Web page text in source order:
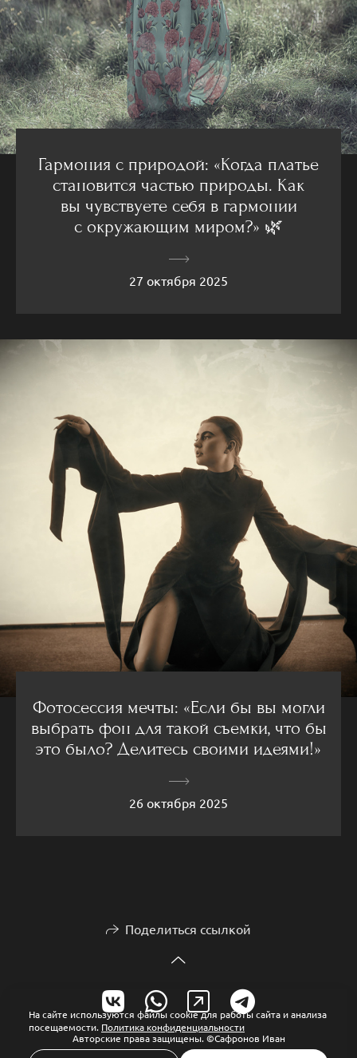
Гармония с природой: «Когда платье
становится частью природы. Как
вы чувствуете себя в гармонии
с окружающим миром?» 🌿
27 октября 2025
Фотосессия мечты: «Если бы вы могли
выбрать фон для такой съемки, что бы
это было? Делитесь своими идеями!»
26 октября 2025
Поделиться ссылкой
Авторские права защищены. ©Сафронов Иван
На сайте используются файлы cookie для работы сайта и анализа
посещаемости. Политика конфиденциальности